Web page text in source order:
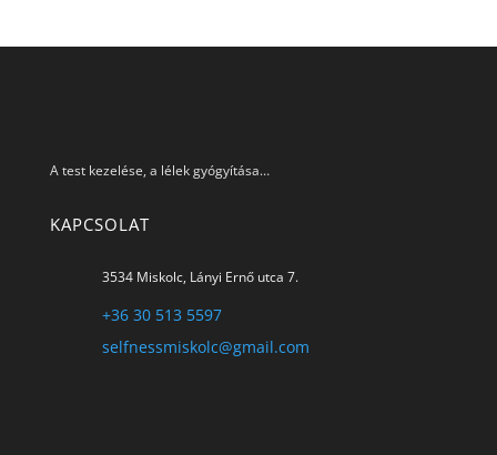
A test kezelése, a lélek gyógyítása…
KAPCSOLAT
3534 Miskolc, Lányi Ernő utca 7.
+36 30 513 5597
selfnessmiskolc@gmail.com